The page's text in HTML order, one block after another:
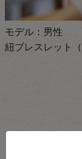
モデル：男性
紐ブレスレット